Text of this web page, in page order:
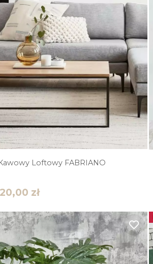
Loftowy FABRIANO
zł